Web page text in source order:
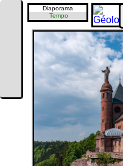
Diaporama
Tempo